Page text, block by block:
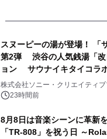
スヌーピーの湯が登場！ 「
第2弾 渋谷の人気銭湯「改
ョン サウナイキタイコラ
株式会社ソニー・クリエイティ
23時間前
8月8日は音楽シーンに革新
「TR-808」を祝う日 ～